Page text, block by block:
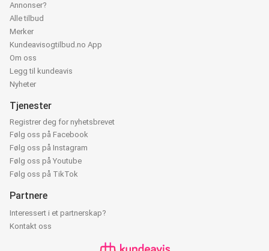
Annonser?
Alle tilbud
Merker
Kundeavisogtilbud.no App
Om oss
Legg til kundeavis
Nyheter
Tjenester
Registrer deg for nyhetsbrevet
Følg oss på Facebook
Følg oss på Instagram
Følg oss på Youtube
Følg oss på TikTok
Partnere
Interessert i et partnerskap?
Kontakt oss